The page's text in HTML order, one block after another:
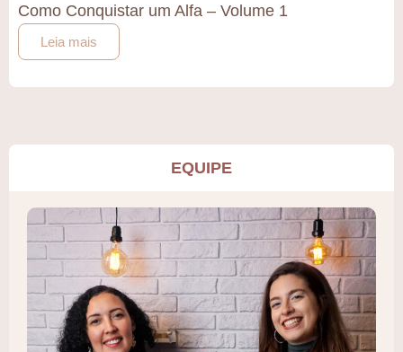
Como Conquistar um Alfa – Volume 1
Leia mais
EQUIPE